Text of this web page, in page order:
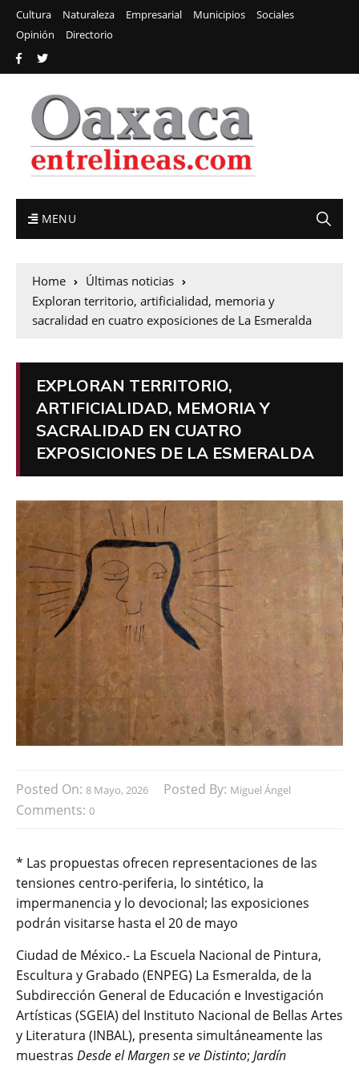
Cultura Naturaleza Empresarial Municipios
Sociales
Opinión
Directorio
MENU
Home
Últimas noticias
Exploran territorio, artificialidad, memoria y
sacralidad en cuatro exposiciones de La Esmeralda
EXPLORAN TERRITORIO,
ARTIFICIALIDAD, MEMORIA Y
SACRALIDAD EN CUATRO
EXPOSICIONES DE LA ESMERALDA
Posted On: 8 Mayo, 2026 Posted By: Miguel Ángel
Comments: 0
* Las propuestas ofrecen representaciones de las
tensiones centro-periferia, lo sintético, la
impermanencia y lo devocional; las exposiciones
podrán visitarse hasta el 20 de mayo
Ciudad de México.- La Escuela Nacional de Pintura,
Escultura y Grabado (ENPEG) La Esmeralda, de la
Subdirección General de Educación e Investigación
Artísticas (SGEIA) del Instituto Nacional de Bellas Artes
y Literatura (INBAL), presenta simultáneamente las
muestras Desde el Margen se ve Distinto; Jardín